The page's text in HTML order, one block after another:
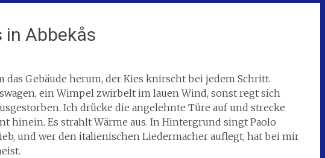
in Abbekås
Gebäude herum, der Kies knirscht bei jedem Schritt.
ein Wimpel zwirbelt im lauen Wind, sonst regt sich
Ich drücke die angelehnte Türe auf und strecke
hinein. Es strahlt Wärme aus. In Hintergrund singt Paolo
und wer den italienischen Liedermacher auflegt, hat bei mir